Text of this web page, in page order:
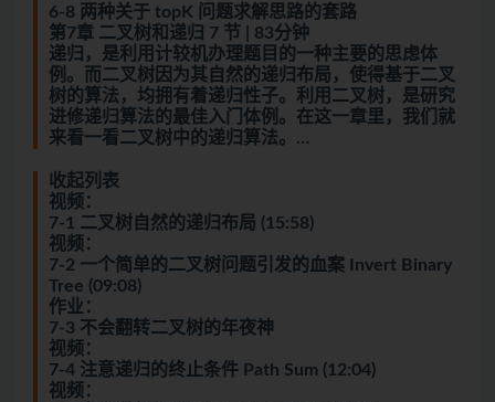
6-8 两种关于 topK 问题求解思路的套路
第7章 二叉树和递归 7 节 | 83分钟
递归，是利用计较机办理题目的一种主要的思虑体
例。而二叉树因为其自然的递归布局，使得基于二叉
树的算法，均拥有着递归性子。利用二叉树，是研究
进修递归算法的最佳入门体例。在这一章里，我们就
来看一看二叉树中的递归算法。…
收起列表
视频：
7-1 二叉树自然的递归布局 (15:58)
视频：
7-2 一个简单的二叉树问题引发的血案 Invert Binary
Tree (09:08)
作业：
7-3 不会翻转二叉树的年夜神
视频：
7-4 注意递归的终止条件 Path Sum (12:04)
视频：